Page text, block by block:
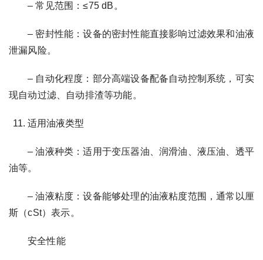
– 常见范围：≤75 dB。
– 密封性能：设备的密封性能直接影响过滤效果和油液
泄漏风险。
– 自动化程度：部分高端设备配备自动控制系统，可实
现自动过滤、自动排渣等功能。
适用油液类型
– 油液种类：适用于变压器油、润滑油、液压油、透平
油等。
– 油液粘度：设备能够处理的油液粘度范围，通常以厘
斯（cSt）表示。
安全性能